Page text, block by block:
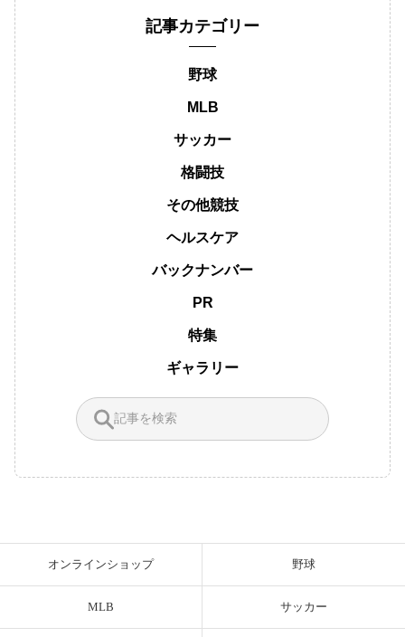
記事カテゴリー
野球
MLB
サッカー
格闘技
その他競技
ヘルスケア
バックナンバー
PR
特集
ギャラリー
オンラインショップ 野球
MLB サッカー